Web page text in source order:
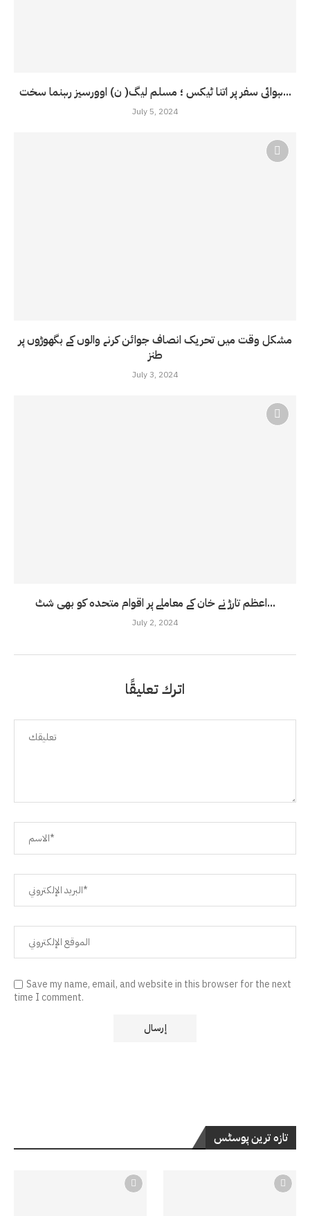
ہوائی سفر پر اتنا ٹیکس ؛ مسلم لیگ( ن) اوورسیز رہنما سخت...
July 5, 2024
مشکل وقت میں تحریک انصاف جوائن کرنے والوں کے بگھوڑوں پر
طنز
July 3, 2024
اعظم تارڑ نے خان کے معاملے پر اقوام متحدہ کو بھی شٹ...
July 2, 2024
اترك تعليقًا
Save my name, email, and website in this browser for the next
time I comment.
تازہ ترین پوسٹس